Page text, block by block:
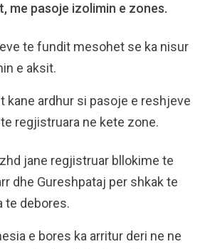
me pasoje izolimin e zones.
te fundit mesohet se ka nisur
e aksit.
kane ardhur si pasoje e reshjeve
regjistruara ne kete zone.
jane regjistruar bllokime te
dhe Gureshpataj per shkak te
te debores.
e bores ka arritur deri ne ne